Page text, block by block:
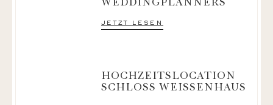
jetzt lesen
HOCHZEITSLOCATION
SCHLOSS WEISSENHAUS